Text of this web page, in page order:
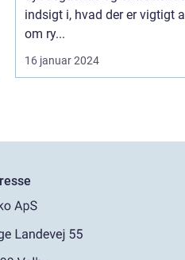
indsigt i, hvad der er vigtigt
om ry...
16 januar 2024